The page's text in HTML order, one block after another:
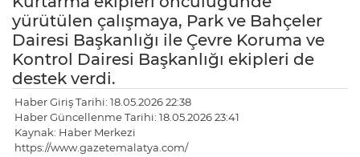
yürütülen çalışmaya, Park ve Bahçeler
Dairesi Başkanlığı ile Çevre Koruma ve
Kontrol Dairesi Başkanlığı ekipleri de
destek verdi.
Haber Giriş Tarihi: 18.05.2026 22:38
Haber Güncellenme Tarihi: 18.05.2026 23:41
Kaynak: Haber Merkezi
https://www.gazetemalatya.com/